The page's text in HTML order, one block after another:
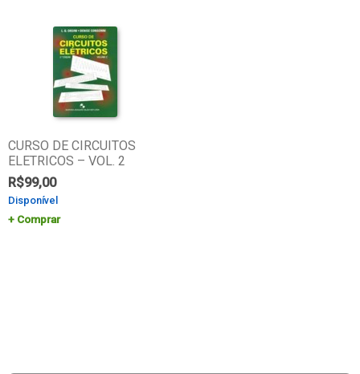
CURSO DE CIRCUITOS
ELETRICOS – VOL. 2
R$99,00
Disponível
Comprar